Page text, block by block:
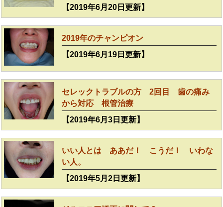
【2019年6月20日更新】
2019年のチャンピオン
【2019年6月19日更新】
セレックトラブルの方 2回目 歯の痛み
から対応 根管治療
【2019年6月3日更新】
いい人とは ああだ！ こうだ！ いわな
い人。
【2019年5月2日更新】